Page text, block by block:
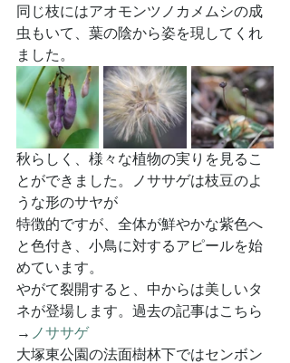
同じ枝にはアオモンツノカメムシの成
虫もいて、葉の陰から姿を現してくれ
ました。
秋らしく、様々な植物の実りを見るこ
とができました。ノササゲは枝豆のよ
うな形のサヤが
特徴的ですが、全体が鮮やかな紫色へ
と色付き、小鳥に対するアピールを始
めています。
やがて裂開すると、中からは美しいタ
ネが登場します。過去の記事はこちら
→ ノササゲ
大塚東公園の法面樹林下ではセンボン